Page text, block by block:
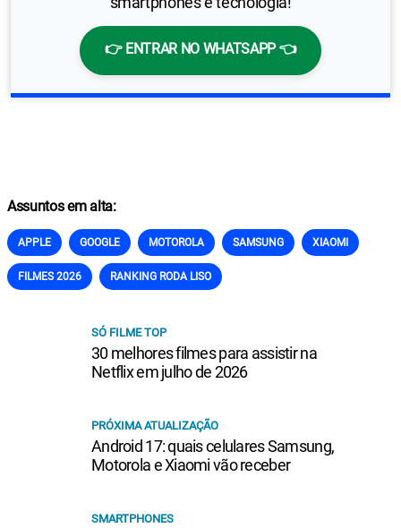
👉 ENTRAR NO WHATSAPP 👈
Assuntos em alta:
APPLE GOOGLE MOTOROLA SAMSUNG XIAOMI
FILMES 2026 RANKING RODA LISO
SÓ FILME TOP
30 melhores filmes para assistir na
Netflix em julho de 2026
PRÓXIMA ATUALIZAÇÃO
Android 17: quais celulares Samsung,
Motorola e Xiaomi vão receber
SMARTPHONES